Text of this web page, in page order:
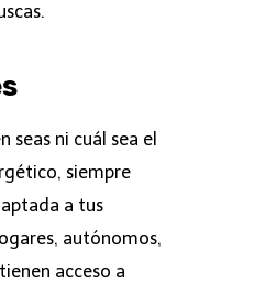
seas ni cuál sea el
siempre
a tus
autónomos,
acceso a